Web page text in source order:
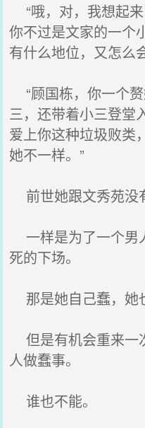
“哦，对，我想起
你不过是文家的一个
有什么地位，又怎么
“顾国栋，你一个
三，还带着小三登堂
爱上你这种垃圾败类
她不一样。”
前世她跟文秀苑没
一样是为了一个男
死的下场。
那是她自己蠢，她
但是有机会重来一
人做蠢事。
谁也不能。